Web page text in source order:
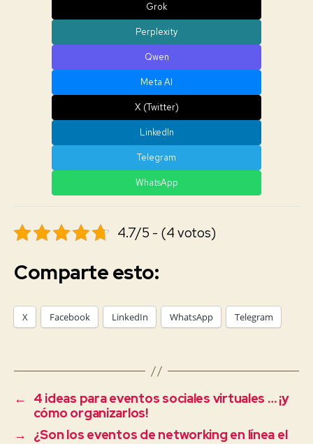
Grok
Perplexity
Qwen
Meta AI
X (Twitter)
LinkedIn
Telegram
WhatsApp
4.7/5 - (4 votos)
Comparte esto:
X Facebook LinkedIn WhatsApp Telegram
←
4 ideas para eventos sociales virtuales … ¡y
cómo organizarlos!
→
¿Son los eventos de networking en línea el